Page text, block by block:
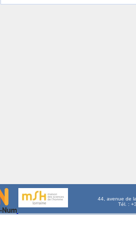
44, avenue de
Tél. :